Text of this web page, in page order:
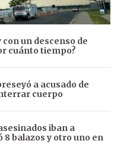
un descenso de
cuánto tiempo?
a acusado de
cuerpo
iban a
balazos y otro uno en